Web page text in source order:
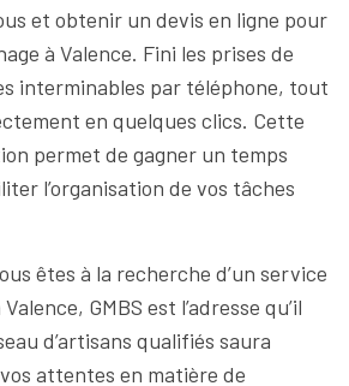
et obtenir un devis en ligne pour
à Valence. Fini les prises de
interminables par téléphone, tout
en quelques clics. Cette
permet de gagner un temps
l’organisation de vos tâches
êtes à la recherche d’un service
GMBS est l’adresse qu’il
d’artisans qualifiés saura
attentes en matière de